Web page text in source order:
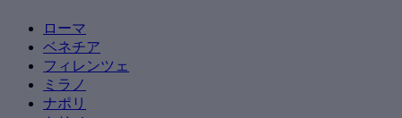
ローマ
ベネチア
フィレンツェ
ミラノ
ナポリ